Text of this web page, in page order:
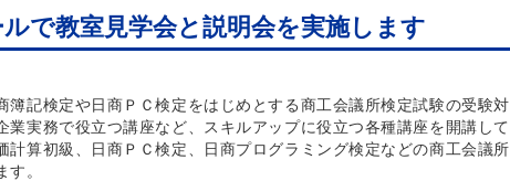
で教室見学会と説明会を実施します
簿記検定や日商ＰＣ検定をはじめとする商工会議所検定試験の受験対
業実務で役立つ講座など、スキルアップに役立つ各種講座を開講して
計算初級、日商ＰＣ検定、日商プログラミング検定などの商工会議所
。